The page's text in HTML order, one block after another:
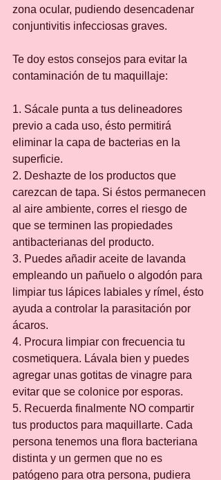
zona ocular, pudiendo desencadenar
conjuntivitis infecciosas graves.
Te doy estos consejos para evitar la
contaminación de tu maquillaje:
1. Sácale punta a tus delineadores
previo a cada uso, ésto permitirá
eliminar la capa de bacterias en la
superficie.
2. Deshazte de los productos que
carezcan de tapa. Si éstos permanecen
al aire ambiente, corres el riesgo de
que se terminen las propiedades
antibacterianas del producto.
3. Puedes añadir aceite de lavanda
empleando un pañuelo o algodón para
limpiar tus lápices labiales y rímel, ésto
ayuda a controlar la parasitación por
ácaros.
4. Procura limpiar con frecuencia tu
cosmetiquera. Lávala bien y puedes
agregar unas gotitas de vinagre para
evitar que se colonice por esporas.
5. Recuerda finalmente NO compartir
tus productos para maquillarte. Cada
persona tenemos una flora bacteriana
distinta y un germen que no es
patógeno para otra persona, pudiera